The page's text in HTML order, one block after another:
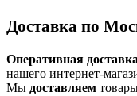
Доставка по
Оперативная доставка
нашего интернет-
Мы доставляем